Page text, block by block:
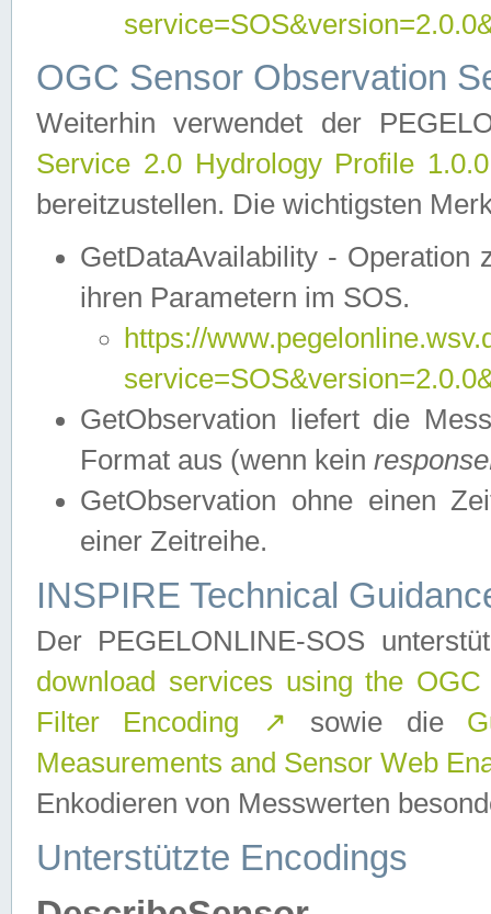
OGC Sensor Observation
Weiterhin verwendet der
Service 2.0 Hydrology Profile
bereitzustellen. Die wichtigsten
GetDataAvailability - Operation
ihren Parametern im SOS.
https://
GetObservation liefert die
Format aus (wenn kein
GetObservation ohne einen
einer Zeitreihe.
INSPIRE Technical
Der PEGELONLINE-SOS
download services using the
Filter Encoding
↗ sowie die
Measurements and Sensor Web
Enkodieren von Messwerten
Unterstützte Encodings